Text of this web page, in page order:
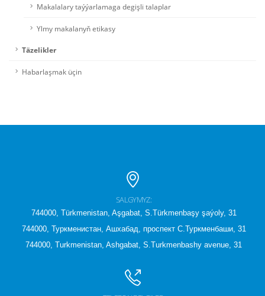
Makalalary taýýarlamaga degişli talaplar
Ylmy makalanyň etikasy
Täzelikler
Habarlaşmak üçin
SALGYMYZ:
744000, Türkmenistan, Aşgabat, S.Türkmenbaşy şaýoly, 31
744000, Туркменистан, Ашхабад, проспект С.Туркменбаши, 31
744000, Turkmenistan, Ashgabat, S.Turkmenbashy avenue, 31